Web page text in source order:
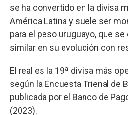
se ha convertido en la divisa
América Latina y suele ser
para el peso uruguayo, que
similar en su evolución con
El real es la 19ª divisa más
según la Encuesta Trienal de
publicada por el Banco de
(2023).